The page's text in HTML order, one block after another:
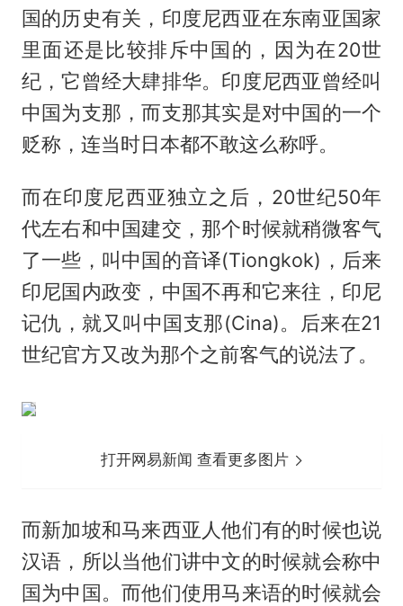
国的历史有关，印度尼西亚在东南亚国家
里面还是比较排斥中国的，因为在20世
纪，它曾经大肆排华。印度尼西亚曾经叫
中国为支那，而支那其实是对中国的一个
贬称，连当时日本都不敢这么称呼。
而在印度尼西亚独立之后，20世纪50年
代左右和中国建交，那个时候就稍微客气
了一些，叫中国的音译(Tiongkok)，后来
印尼国内政变，中国不再和它来往，印尼
记仇，就又叫中国支那(Cina)。后来在21
世纪官方又改为那个之前客气的说法了。
打开网易新闻 查看更多图片
而新加坡和马来西亚人他们有的时候也说
汉语，所以当他们讲中文的时候就会称中
国为中国。而他们使用马来语的时候就会